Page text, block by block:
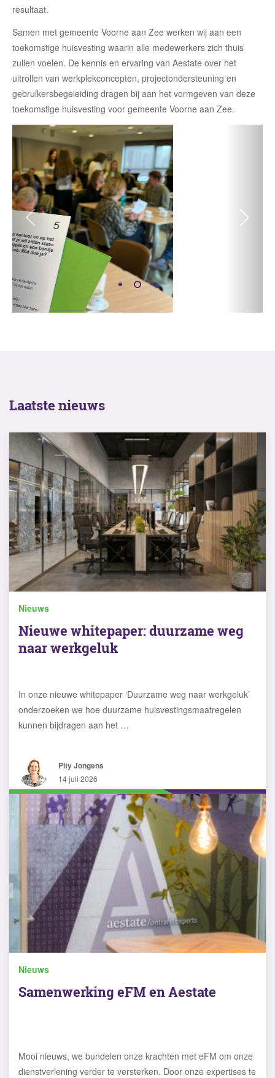
resultaat.
Samen met gemeente Voorne aan Zee werken wij aan een
toekomstige huisvesting waarin alle medewerkers zich thuis
zullen voelen. De kennis en ervaring van Aestate over het
uitrollen van werkplekconcepten, projectondersteuning en
gebruikersbegeleiding dragen bij aan het vormgeven van deze
toekomstige huisvesting voor gemeente Voorne aan Zee.
Vorige
Laatste nieuws
Nieuws
Nieuwe whitepaper: duurzame weg
naar werkgeluk
In onze nieuwe whitepaper ‘Duurzame weg naar werkgeluk’
onderzoeken we hoe duurzame huisvestingsmaatregelen
kunnen bijdragen aan het …
Pity Jongens
14 juli 2026
Nieuws
Samenwerking eFM en Aestate
Mooi nieuws, we bundelen onze krachten met eFM om onze
dienstverlening verder te versterken. Door onze expertises te